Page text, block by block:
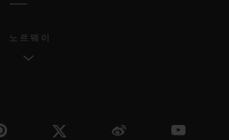
노르웨이